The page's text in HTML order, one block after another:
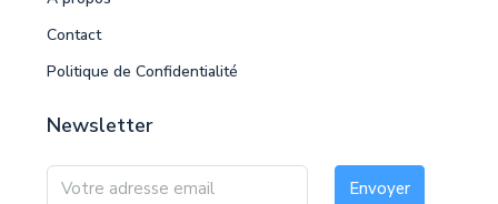
Contact
Politique de Confidentialité
Newsletter
Envoyer